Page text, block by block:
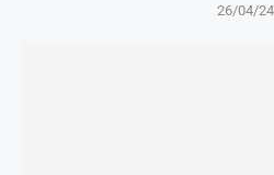
26/04/24